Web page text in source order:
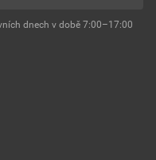
dnech v době 7:00–17:00